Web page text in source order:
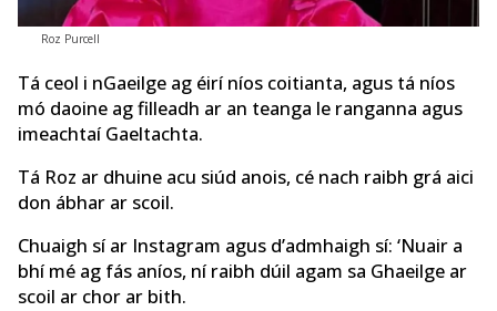
Roz Purcell
Tá ceol i nGaeilge ag éirí níos coitianta, agus tá níos
mó daoine ag filleadh ar an teanga le ranganna agus
imeachtaí Gaeltachta.
Tá Roz ar dhuine acu siúd anois, cé nach raibh grá aici
don ábhar ar scoil.
Chuaigh sí ar Instagram agus d’admhaigh sí: ‘Nuair a
bhí mé ag fás aníos, ní raibh dúil agam sa Ghaeilge ar
scoil ar chor ar bith.